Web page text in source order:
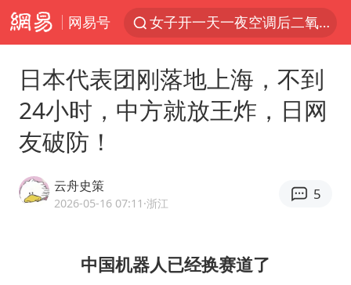
网易号
女子开一天一夜空调后二氧化碳中毒
泰国校园枪击案死亡人数升至7人
带薪错峰休假通知引争议 河南回应
日本代表团刚落地上海，不到
24小时，中方就放王炸，日网
友破防！
云舟史策
2026-05-16 07:11 ·浙江
5
中国机器人已经换赛道了